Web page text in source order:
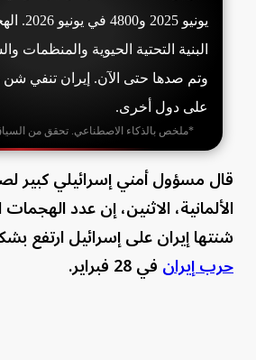
يونيو
البنية التحتية الحيوية والمنظمات
وتم صدها حتى الآن. إيران تنفي شن
على دول أخرى.
*ملخص بالذكاء الاصطناعي. تحقق من
قال مسؤول أمني إسرائيلي كبير
الألمانية، الاثنين، إن عدد الهجمات
شنتها إيران على إسرائيل ارتفع
حرب إيرانفي 28 فبراير.